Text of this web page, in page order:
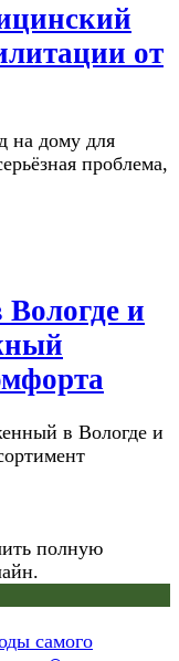
от
на дому для
проблема,
и
в Вологде и
полную
самого